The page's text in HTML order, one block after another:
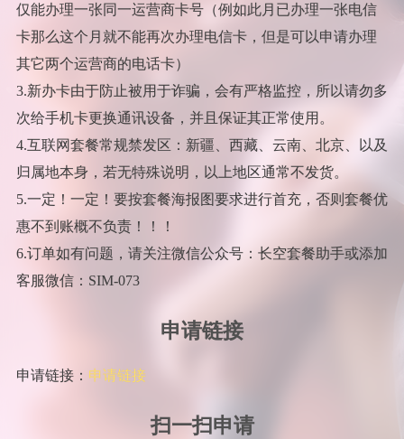
仅能办理一张同一运营商卡号（例如此月已办理一张电信
卡那么这个月就不能再次办理电信卡，但是可以申请办理
其它两个运营商的电话卡）
3.新办卡由于防止被用于诈骗，会有严格监控，所以请勿多
次给手机卡更换通讯设备，并且保证其正常使用。
4.互联网套餐常规禁发区：新疆、西藏、云南、北京、以及
归属地本身，若无特殊说明，以上地区通常不发货。
5.一定！一定！要按套餐海报图要求进行首充，否则套餐优
惠不到账概不负责！！！
6.订单如有问题，请关注微信公众号：长空套餐助手或添加
客服微信：SIM-073
申请链接
申请链接： 申请链接
扫一扫申请